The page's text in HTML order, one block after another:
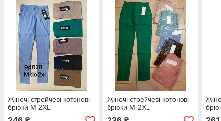
Жіночі стрейчеві котонові
брюки М-2XL
Жіночі стрейчеві котонові
брюки М-2XL